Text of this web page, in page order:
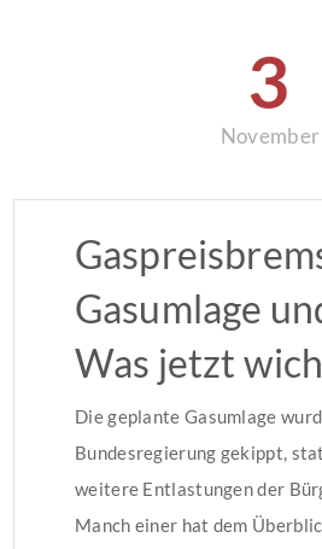
3
November
Gasumlage
Was jetzt
Die geplante Gasumlage
Bundesregierung gekippt,
weitere Entlastungen der
Manch einer hat dem